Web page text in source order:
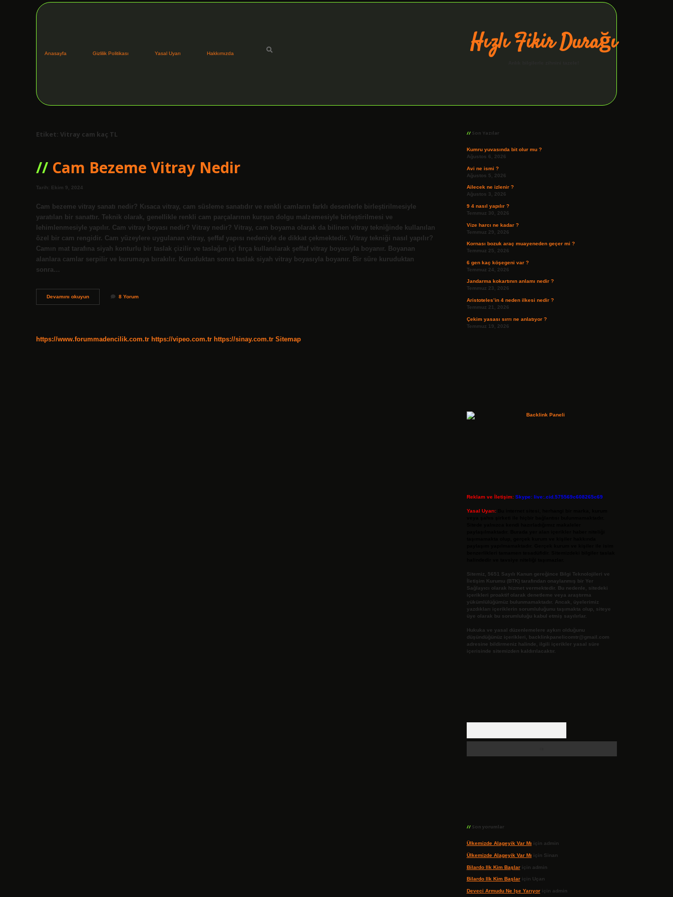
Anasayfa Gizlilik Politikası Yasal Uyarı Hakkımızda Hızlı Fikir Durağı
Etiket: Vitray cam kaç TL
Cam Bezeme Vitray Nedir
Tarih: Ekim 9, 2024
Cam bezeme vitray sanatı nedir? Kısaca vitray, cam süsleme sanatıdır ve renkli camların farklı desenlerle birleştirilmesiyle
yaratılan bir sanattır. Teknik olarak, genellikle renkli cam parçalarının kurşun dolgu malzemesiyle birleştirilmesi ve
lehimlenmesiyle yapılır. Cam vitray boyası nedir? Vitray nedir? Vitray, cam boyama olarak da bilinen vitray tekniğinde kullanılan
özel bir cam rengidir. Cam yüzeylere uygulanan vitray, şeffaf yapısı nedeniyle de dikkat çekmektedir. Vitray tekniği nasıl yapılır?
Camın mat tarafına siyah konturlu bir taslak çizilir ve taslağın içi fırça kullanılarak şeffaf vitray boyasıyla boyanır. Boyanan
alanlara camlar serpilir ve kurumaya bırakılır. Kuruduktan sonra taslak siyah vitray boyasıyla boyanır. Bir süre kuruduktan
sonra…
Devamını okuyunCam
Bezeme
8 Yorum
https://www.forummadencilik.com.tr https://vipeo.com.tr https://sinay.com.tr Sitemap
Son Yazılar
Kumru yuvasında bit olur mu ?
Ağustos 6, 2026
Avi ne ismi ?
Ağustos 5, 2026
Ailecek ne izlenir ?
Ağustos 3, 2026
9 4 nasıl yapılır ?
Temmuz 30, 2026
Vize harcı ne kadar ?
Temmuz 29, 2026
Kornası bozuk araç muayeneden geçer mi ?
Temmuz 25, 2026
6 gen kaç köşegeni var ?
Temmuz 24, 2026
Jandarma kokartının anlamı nedir ?
Temmuz 23, 2026
Aristoteles’in 4 neden ilkesi nedir ?
Temmuz 21, 2026
Çekim yasası sırrı ne anlatıyor ?
Temmuz 19, 2026
Reklam ve İletişim: Skype: live:.cid.575569c608265c69
Yasal Uyarı:
Sitemiz, 5651 Sayılı Kanun gereğince Bilgi Teknolojileri ve
İletişim Kurumu (BTK) tarafından onaylanmış bir Yer
Sağlayıcı olarak hizmet vermektedir. Bu nedenle, sitedeki
içerikleri proaktif olarak denetleme veya araştırma
yükümlülüğümüz bulunmamaktadır. Ancak, üyelerimiz
yazdıkları içeriklerin sorumluluğunu taşımakta olup, siteye
üye olarak bu sorumluluğu kabul etmiş sayılırlar.
Hukuka ve yasal düzenlemelere aykırı olduğunu
düşündüğünüz içerikleri,
backlinkpanelicomtr@gmail.com
adresine bildirmeniz halinde, ilgili içerikler yasal süre
içerisinde sitemizden kaldırılacaktır.
Son yorumlar
Ülkemizde Alageyik Var Mı için admin
Ülkemizde Alageyik Var Mı için Sinan
Bilardo Ilk Kim Başlariçin admin
Bilardo Ilk Kim Başlariçin Uçan
Deveci Armudu Ne Işe Yarıyoriçin admin